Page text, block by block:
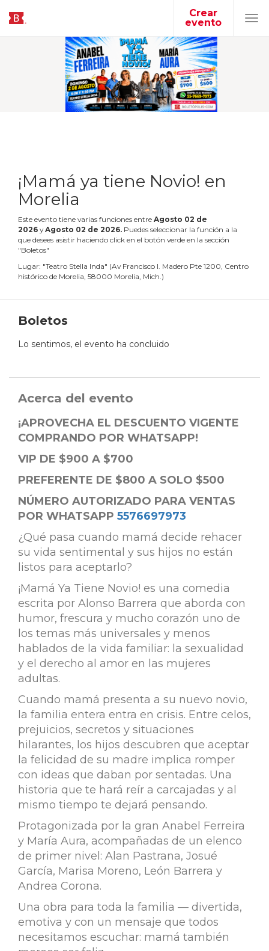
Crear
evento
¡Mamá ya tiene Novio! en
Morelia
Este evento tiene varias funciones entre Agosto 02 de
2026 yAgosto 02 de 2026. Puedes seleccionar la función a la
que desees asistir haciendo click en el botón verde en la sección
"Boletos"
Lugar: "Teatro Stella Inda" (Av Francisco I. Madero Pte 1200, Centro
histórico de Morelia, 58000 Morelia, Mich.)
Boletos
Lo sentimos, el evento ha concluido
Acerca del evento
¡APROVECHA EL DESCUENTO VIGENTE
COMPRANDO POR WHATSAPP!
VIP DE $900 A $700
PREFERENTE DE $800 A SOLO $500
NÚMERO AUTORIZADO PARA VENTAS
POR WHATSAPP 5576697973
¿Qué pasa cuando mamá decide rehacer
su vida sentimental y sus hijos no están
listos para aceptarlo?
¡Mamá Ya Tiene Novio! es una comedia
escrita por Alonso Barrera que aborda con
humor, frescura y mucho corazón uno de
los temas más universales y menos
hablados de la vida familiar: la sexualidad
y el derecho al amor en las mujeres
adultas.
Cuando mamá presenta a su nuevo novio,
la familia entera entra en crisis. Entre celos,
prejuicios, secretos y situaciones
hilarantes, los hijos descubren que aceptar
la felicidad de su madre implica romper
con ideas que daban por sentadas. Una
historia que te hará reír a carcajadas y al
mismo tiempo te dejará pensando.
Protagonizada por la gran Anabel Ferreira
y María Aura, acompañadas de un elenco
de primer nivel: Alan Pastrana, Josué
García, Marisa Moreno, León Barrera y
Andrea Corona.
Una obra para toda la familia — divertida,
emotiva y con un mensaje que todos
necesitamos escuchar: mamá también